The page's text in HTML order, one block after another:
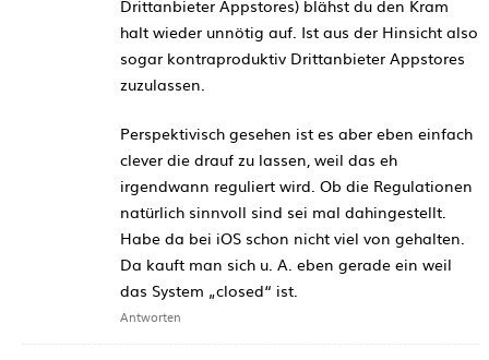
Drittanbieter Appstores) blähst du den Kram
halt wieder unnötig auf. Ist aus der Hinsicht also
sogar kontraproduktiv Drittanbieter Appstores
zuzulassen.
Perspektivisch gesehen ist es aber eben einfach
clever die drauf zu lassen, weil das eh
irgendwann reguliert wird. Ob die Regulationen
natürlich sinnvoll sind sei mal dahingestellt.
Habe da bei iOS schon nicht viel von gehalten.
Da kauft man sich u. A. eben gerade ein weil
das System „closed“ ist.
Antworten